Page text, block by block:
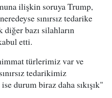
ilişkin soruya Trump,
sınırsız tedarike
bazı silahların
etti.
türlerimiz var ve
tedarikimiz
durum biraz daha sıkışık"